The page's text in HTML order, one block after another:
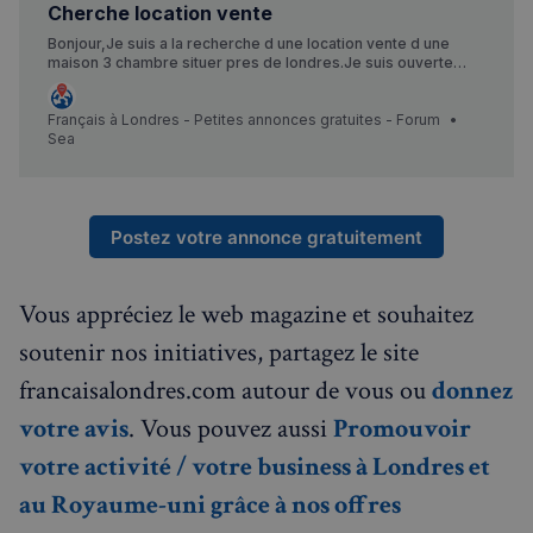
Cherche location vente
Bonjour,Je suis a la recherche d une location vente d une
maison 3 chambre situer pres de londres.Je suis ouverte
pour toutes proposition
Français à Londres - Petites annonces gratuites - Forum
Sea
Postez votre annonce gratuitement
Vous appréciez le web magazine et souhaitez
soutenir nos initiatives, partagez le site
francaisalondres.com autour de vous oudonnez
votre avis. Vous pouvez aussiPromouvoir
votre activité / votre business à Londres et
au Royaume-uni grâce à nos offres
sp_t
Spotify Inc.
.spotify.com
VISITOR_PRIVACY_METADATA
YouTube
.youtube.com